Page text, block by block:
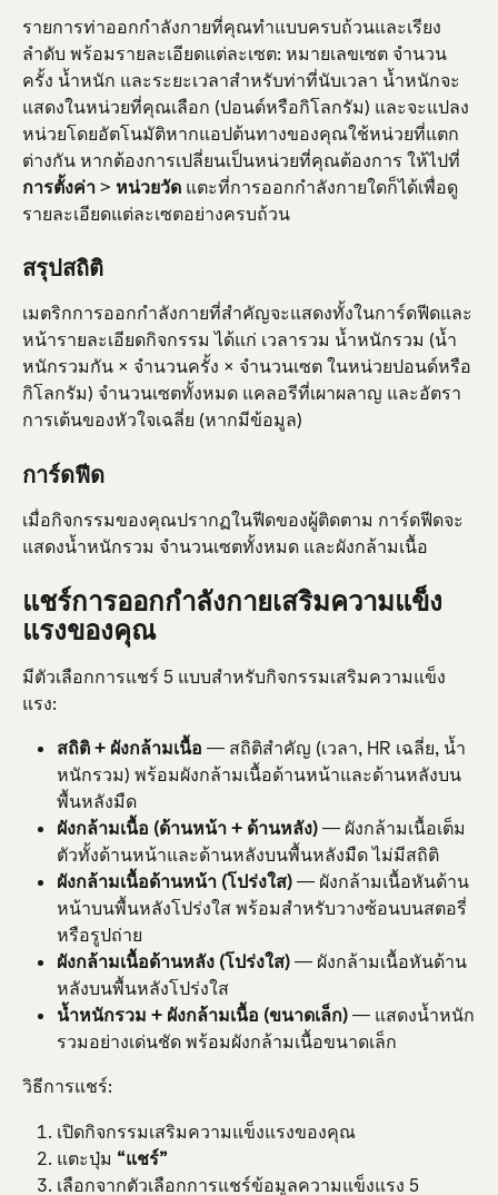
รายการท่าออกกำลังกายที่คุณทำแบบครบถ้วนและเรียง
ลำดับ พร้อมรายละเอียดแต่ละเซต: หมายเลขเซต จำนวน
ครั้ง น้ำหนัก และระยะเวลาสำหรับท่าที่นับเวลา น้ำหนักจะ
แสดงในหน่วยที่คุณเลือก (ปอนด์หรือกิโลกรัม) และจะแปลง
หน่วยโดยอัตโนมัติหากแอปต้นทางของคุณใช้หน่วยที่แตก
ต่างกัน หากต้องการเปลี่ยนเป็นหน่วยที่คุณต้องการ ให้ไปที่
การตั้งค่า > หน่วยวัด แตะที่การออกกำลังกายใดก็ได้เพื่อดู
รายละเอียดแต่ละเซตอย่างครบถ้วน
สรุปสถิติ
เมตริกการออกกำลังกายที่สำคัญจะแสดงทั้งในการ์ดฟีดและ
หน้ารายละเอียดกิจกรรม ได้แก่ เวลารวม น้ำหนักรวม (น้ำ
หนักรวมกัน × จำนวนครั้ง × จำนวนเซต ในหน่วยปอนด์หรือ
กิโลกรัม) จำนวนเซตทั้งหมด แคลอรีที่เผาผลาญ และอัตรา
การเต้นของหัวใจเฉลี่ย (หากมีข้อมูล)
การ์ดฟีด
เมื่อกิจกรรมของคุณปรากฏในฟีดของผู้ติดตาม การ์ดฟีดจะ
แสดงน้ำหนักรวม จำนวนเซตทั้งหมด และผังกล้ามเนื้อ
แชร์การออกกำลังกายเสริมความแข็ง
แรงของคุณ
มีตัวเลือกการแชร์ 5 แบบสำหรับกิจกรรมเสริมความแข็ง
แรง:
สถิติ + ผังกล้ามเนื้อ — สถิติสำคัญ (เวลา, HR เฉลี่ย, น้ำ
หนักรวม) พร้อมผังกล้ามเนื้อด้านหน้าและด้านหลังบน
พื้นหลังมืด
ผังกล้ามเนื้อ (ด้านหน้า + ด้านหลัง) — ผังกล้ามเนื้อเต็ม
ตัวทั้งด้านหน้าและด้านหลังบนพื้นหลังมืด ไม่มีสถิติ
ผังกล้ามเนื้อด้านหน้า (โปร่งใส) — ผังกล้ามเนื้อหันด้าน
หน้าบนพื้นหลังโปร่งใส พร้อมสำหรับวางซ้อนบนสตอรี่
หรือรูปถ่าย
ผังกล้ามเนื้อด้านหลัง (โปร่งใส) — ผังกล้ามเนื้อหันด้าน
หลังบนพื้นหลังโปร่งใส
น้ำหนักรวม + ผังกล้ามเนื้อ (ขนาดเล็ก) — แสดงน้ำหนัก
รวมอย่างเด่นชัด พร้อมผังกล้ามเนื้อขนาดเล็ก
วิธีการแชร์:
เปิดกิจกรรมเสริมความแข็งแรงของคุณ
แตะปุ่ม “แชร์”
เลือกจากตัวเลือกการแชร์ข้อมูลความแข็งแรง 5